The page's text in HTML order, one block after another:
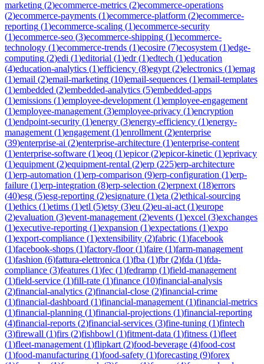
marketing (2)ecommerce-metrics (2)ecommerce-operations
(2)ecommerce-payments (1)ecommerce-platform (2)ecommerce-
reporting (1)ecommerce-scaling (1)ecommerce-security
(1)ecommerce-seo (3)ecommerce-shipping (1)ecommerce-
technology (1)ecommerce-trends (1)ecosire (7)ecosystem (1)edge-
computing (2)edi (1)editorial (1)edr(1)edtech (1)education
(4)education-analytics (1)efficiency (8)egypt (2)electronics (1)emag
(1)email (2)email-marketing (10)email-sequences (1)email-templates
(1)embedded (2)embedded-analytics (5)embedded-apps
(1)emissions (1)employee-development (1)employee-engagement
(1)employee-management (3)employee-privacy (1)encryption
(1)endpoint-security (1)energy (3)energy-efficiency (1)energy-
management (1)engagement (1)enrollment (2)enterprise
(39)enterprise-ai (2)enterprise-architecture (1)enterprise-content
(1)enterprise-software (1)eoq (1)epicor(2)epicor-kinetic (1)eprivacy
(1)equipment (2)equipment-rental (2)erp (225)erp-architecture
(1)erp-automation (1)erp-comparison (9)erp-configuration (1)erp-
failure (1)erp-integration (8)erp-selection (2)erpnext (18)errors
(40)esg (5)esg-reporting (2)esignature (1)eta (2)ethical-sourcing
(1)ethics (1)etims (1)etl (5)etsy (3)eu (2)eu-ai-act (1)europe
(2)evaluation (3)event-management (2)events (1)excel (3)exchanges
(1)executive-reporting (1)expansion (1)expectations (1)expo
(1)export-compliance (1)extensibility (2)fabric (1)facebook
(1)facebook-shops (1)factory-floor(1)faire (1)farm-management
(1)fashion (6)fattura-elettronica (1)fba (1)fbr(2)fda (1)fda-
compliance (3)features (1)fec (1)fedramp (1)field-management
(1)field-service (1)fill-rate (1)finance (10)financial-analysis
(2)financial-analytics (2)financial-close (2)financial-crime
(1)financial-dashboard (1)financial-management (1)financial-metrics
(1)financial-planning (1)financial-projections (1)financial-reporting
(4)financial-reports (2)financial-services (3)fine-tuning (1)fintech
(3)firewall (1)firs (2)fishbowl (1)fitment-data (1)fitness (1)fleet
(1)fleet-management (1)flipkart (2)food-beverage (4)food-cost
(1)food-manufacturing (1)food-safety (1)forecasting (9)forex